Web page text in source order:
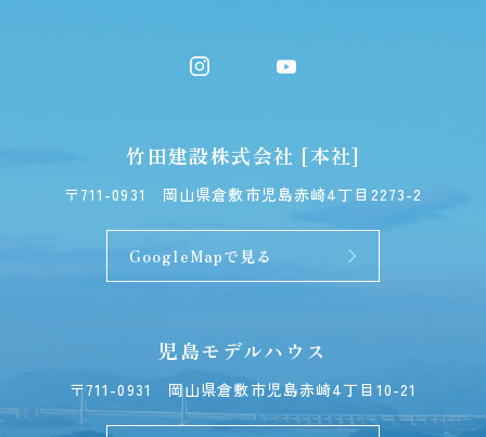
竹田建設株式会社 [本社]
〒711-0931 岡山県倉敷市児島赤崎4丁目2273-2
GoogleMapで見る
児島モデルハウス
〒711-0931 岡山県倉敷市児島赤崎4丁目10-21